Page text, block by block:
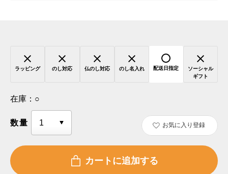
ラッピング のし対応 仏のし対応 のし名入れ 配送日指定
ソーシャル
ギフト
在庫： ○
数量 お気に入り登録